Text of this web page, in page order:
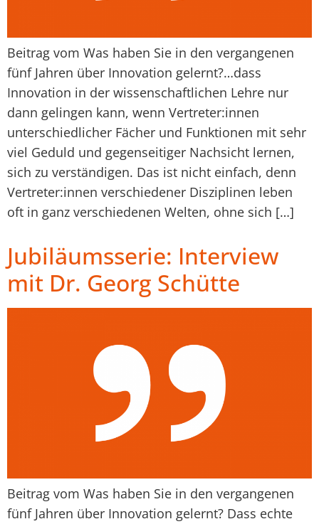
Beitrag vom Was haben Sie in den vergangenen
fünf Jahren über Innovation gelernt?…dass
Innovation in der wissenschaftlichen Lehre nur
dann gelingen kann, wenn Vertreter:innen
unterschiedlicher Fächer und Funktionen mit sehr
viel Geduld und gegenseitiger Nachsicht lernen,
sich zu verständigen. Das ist nicht einfach, denn
Vertreter:innen verschiedener Disziplinen leben
oft in ganz verschiedenen Welten, ohne sich […]
Jubiläumsserie: Interview
mit Dr. Georg Schütte
Beitrag vom Was haben Sie in den vergangenen
fünf Jahren über Innovation gelernt? Dass echte